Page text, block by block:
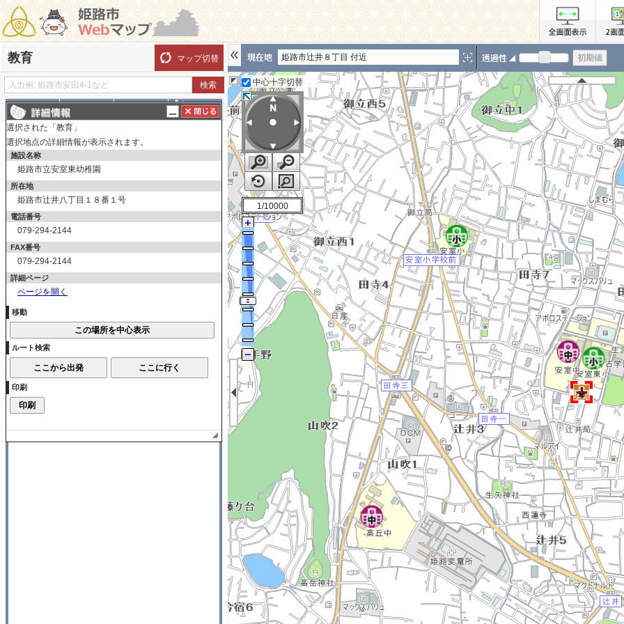
教育 マップ切替
探す ルート
表示切替
教育
幼稚園
小学校
中学校
高等学校
その他学校
姫路市辻井８丁目 付近
中心十字切替
1/10000
選択された「教育」
選択地点の詳細情報が表示されます。
施設名称
姫路市立安室東幼稚園
所在地
姫路市辻井八丁目１８番１号
電話番号
079-294-2144
FAX番号
079-294-2144
詳細ページ
ページを開く
移動
ルート検索
印刷